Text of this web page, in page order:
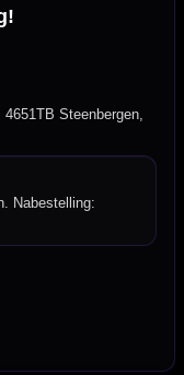
Steenbergen,
Nabestelling: